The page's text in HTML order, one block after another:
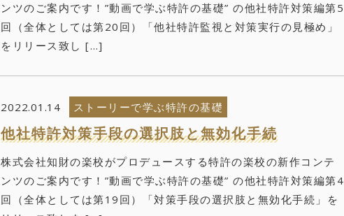
ンツのご案内です！”動画で学ぶ特許の基礎” の他社特許対策編第5
回（全体としては第20回）「他社特許監視と対策実行の見極め」
をリリース致し […]
2022.01.14 ストーリーで学ぶ特許の基礎
他社特許対策手段の選択肢と無効化手続
株式会社知財の楽校がプロデュースする特許の楽校の新作コンテ
ンツのご案内です！”動画で学ぶ特許の基礎” の他社特許対策編第4
回（全体としては第19回）「対策手段の選択肢と無効化手続」を